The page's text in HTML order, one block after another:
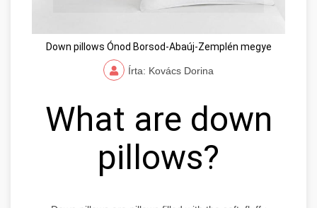
Down pillows Ónod Borsod-Abaúj-Zemplén megye
Írta: Kovács Dorina
What are down
pillows?